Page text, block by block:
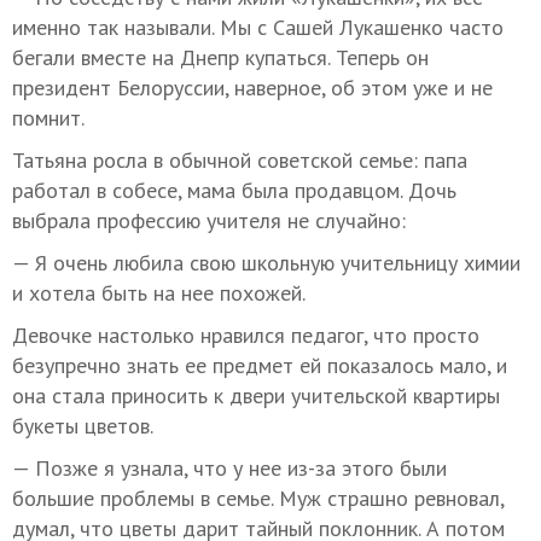
именно так называли. Мы с Сашей Лукашенко часто
бегали вместе на Днепр купаться. Теперь он
президент Белоруссии, наверное, об этом уже и не
помнит.
Татьяна росла в обычной советской семье: папа
работал в собесе, мама была продавцом. Дочь
выбрала профессию учителя не случайно:
— Я очень любила свою школьную учительницу химии
и хотела быть на нее похожей.
Девочке настолько нравился педагог, что просто
безупречно знать ее предмет ей показалось мало, и
она стала приносить к двери учительской квартиры
букеты цветов.
— Позже я узнала, что у нее из-за этого были
большие проблемы в семье. Муж страшно ревновал,
думал, что цветы дарит тайный поклонник. А потом